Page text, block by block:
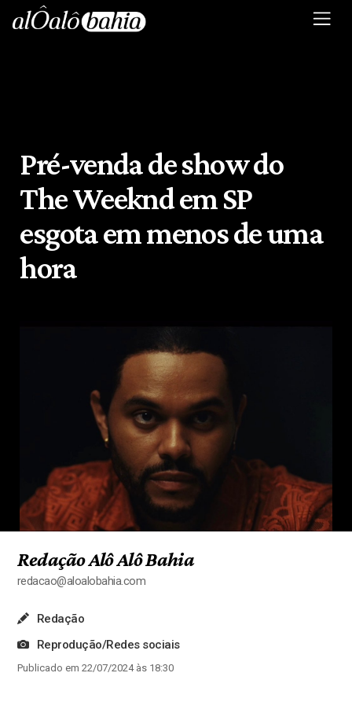
Pré-venda de show do
The Weeknd em SP
esgota em menos de uma
hora
Redação Alô Alô Bahia
redacao@aloalobahia.com
Redação
Reprodução/Redes sociais
Publicado em 22/07/2024 às 18:30